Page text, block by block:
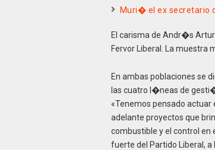
Muri� el ex secretario
El carisma de Andr�s
Fervor Liberal. La muestra
En ambas poblaciones se
las cuatro l�neas de
«Tenemos pensado actuar
adelante proyectos que
combustible y el control
fuerte del Partido Liberal,